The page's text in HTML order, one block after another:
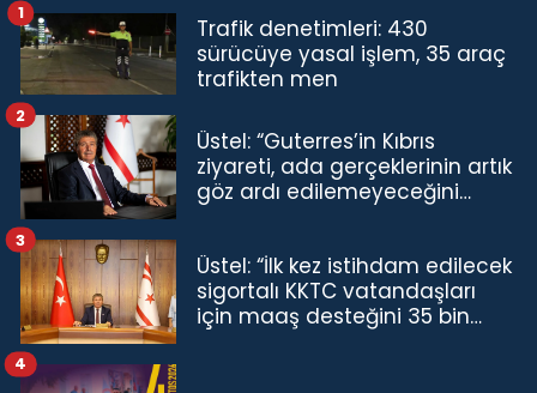
Trafik denetimleri: 430
sürücüye yasal işlem, 35 araç
trafikten men
1
Üstel: “Guterres’in Kıbrıs
ziyareti, ada gerçeklerinin artık
göz ardı edilemeyeceğini
2
Üstel: “İlk kez istihdam edilecek
sigortalı KKTC vatandaşları
için maaş desteğini 35 bin
3
4